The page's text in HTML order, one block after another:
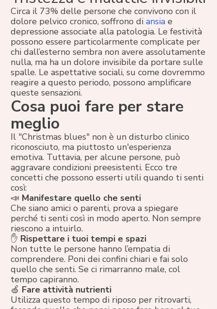
Circa il 73% delle persone che convivono con il
dolore pelvico cronico, soffrono diansia e
depressione associate alla patologia. Le festività
possono essere particolarmente complicate per
chi dall’esterno sembra non avere assolutamente
nulla, ma ha un dolore invisibile da portare sulle
spalle. Le aspettative sociali, su come dovremmo
reagire a questo periodo, possono amplificare
queste sensazioni.
Cosa puoi fare per stare
meglio
Il "Christmas blues" non è un disturbo clinico
riconosciuto, ma piuttosto un'esperienza
emotiva. Tuttavia, per alcune persone, può
aggravare condizioni preesistenti. Ecco tre
concetti che possono esserti utili quando ti senti
così:
📣 Manifestare quello che senti
Che siano amici o parenti, prova a spiegare
perché ti senti così in modo aperto. Non sempre
riescono a intuirlo.
✋ Rispettare i tuoi tempi e spazi
Non tutte le persone hanno l’empatia di
comprendere. Poni dei confini chiari e fai solo
quello che senti. Se ci rimarranno male, col
tempo capiranno.
🍏 Fare attività nutrienti
Utilizza questo tempo di riposo per ritrovarti,